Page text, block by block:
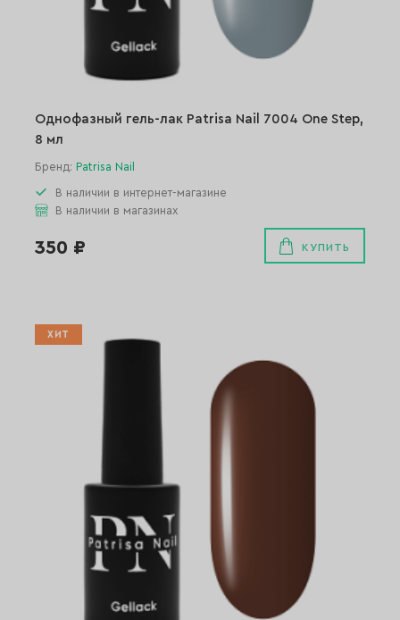
Однофазный гель-лак Patrisa Nail 7004 One Step,
8 мл
Бренд: Patrisa Nail
В наличии в интернет-магазине
В наличии в магазинах
350 ₽ КУПИТЬ
ХИТ